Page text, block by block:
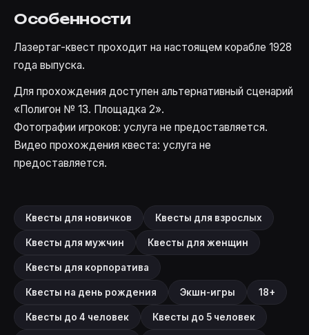
Особенности
Лазертаг-квест проходит на настоящем корабле 1928
года выпуска.
Для прохождения доступен альтернативный сценарий
«Полигон № 13. Площадка 2».
Фотографии игроков: услуга не предоставляется.
Видео прохождения квеста: услуга не
предоставляется.
Квесты для новичков Квесты для взрослых
Квесты для мужчин Квесты для женщин
Квесты для корпоратива
Квесты на день рождения Экшн-игры 18+
Квесты до 4 человек Квесты до 5 человек